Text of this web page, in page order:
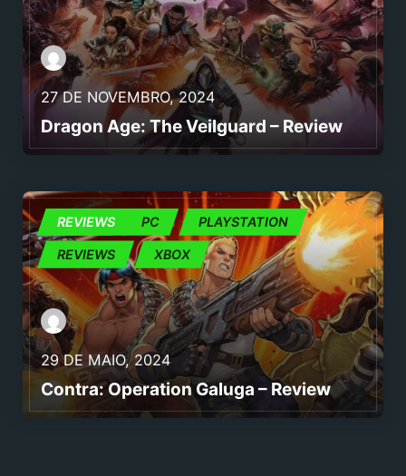
27 DE NOVEMBRO, 2024
Dragon Age: The Veilguard – Review
JOGOS PC PLAYSTATION
REVIEWS XBOX
29 DE MAIO, 2024
Contra: Operation Galuga – Review
REVIEWS